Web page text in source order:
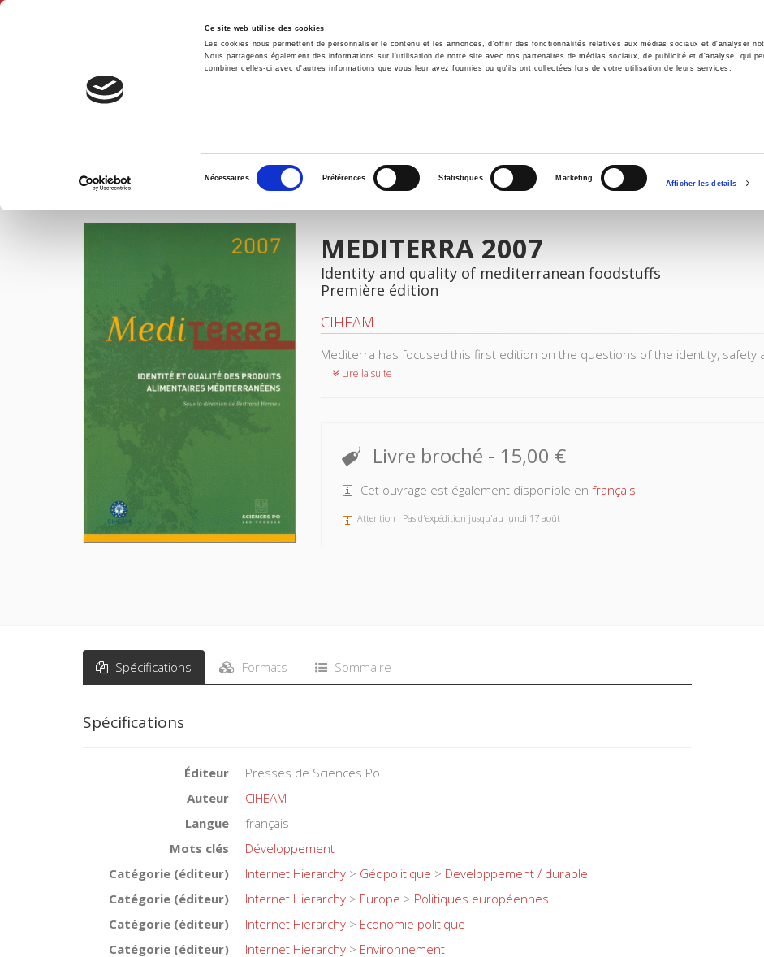
Ce site web utilise des cookies
Les cookies nous permettent de personnaliser le contenu et les annonces, d'offrir des fonctionnalités relatives aux médias sociaux et d'analyser
Nous partageons également des informations sur l'utilisation de notre site avec nos partenaires de médias sociaux, de publicité et d'analyse, qui
combiner celles-ci avec d'autres informations que vous leur avez fournies ou qu'ils ont collectées lors de votre utilisation de leurs services.
consentement
Nécessaires Préférences Statistiques Marketing
Afficher les détails
Accueil Environnement Histoire International
IMAGES
MEDITERRA 2007
Identity and quality of mediterranean foodstuffs
Première édition
CIHEAM
Mediterra has focused this first edition on the questions of the identity, safety
Lire la suite
Livre broché - 15,00 €
Cet ouvrage est également disponible en français
Attention ! Pas d'expédition jusqu'au lundi 17 août
Spécifications Formats Sommaire
Spécifications
Éditeur
Presses de Sciences Po
Auteur
CIHEAM
Langue
français
Mots clés
Développement
Catégorie (éditeur)
Internet Hierarchy > Géopolitique > Developpement / durable
Catégorie (éditeur)
Internet Hierarchy > Europe > Politiques européennes
Catégorie (éditeur)
Internet Hierarchy > Economie politique
Catégorie (éditeur)
Internet Hierarchy > Environnement